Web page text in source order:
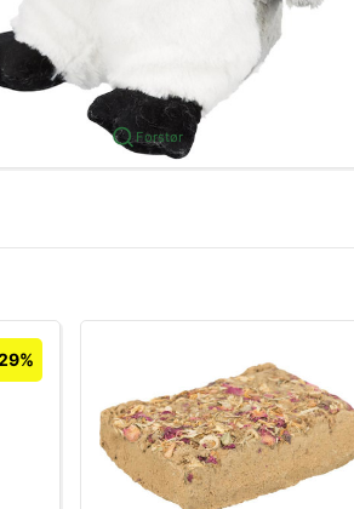
Forstør